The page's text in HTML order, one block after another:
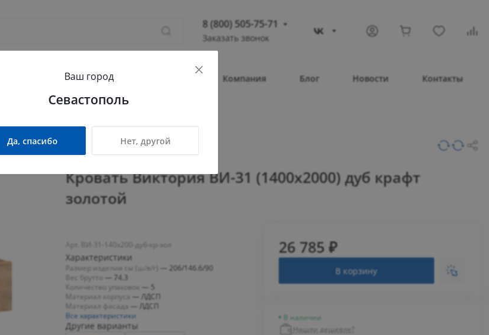
8 (800) 505-75-71
Севастополь
Заказать звонок
Гостиная Детская Компания Блог Новости Контакты
Кровать Виктория ВИ-31 (1400x2000) дуб крафт
золотой
Арт. ВИ-31-140x200-дуб-кр-зол
Характеристики
Размер изделия см (ш/в/г) — 206/146.6/90
— 74.3
Количество упаковок — 5
Материал корпуса
— ЛДСП
Материал фасада
— ЛДСП
Все характеристики
Другие варианты
26 785 ₽
В корзину
В наличии
Нашли дешевле?
Ваш город
Севастополь
Да, спасибо Нет, другой